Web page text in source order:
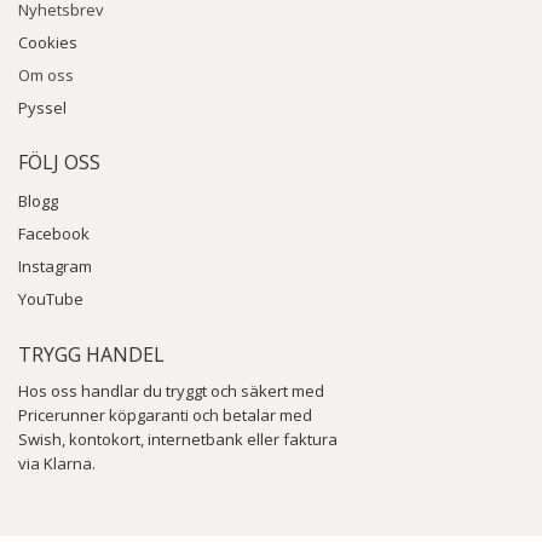
Nyhetsbrev
Cookies
Om oss
Pyssel
FÖLJ OSS
Blogg
Facebook
Instagram
YouTube
TRYGG HANDEL
Hos oss handlar du tryggt och säkert med
Pricerunner köpgaranti och betalar med
Swish, kontokort, internetbank eller faktura
via Klarna.